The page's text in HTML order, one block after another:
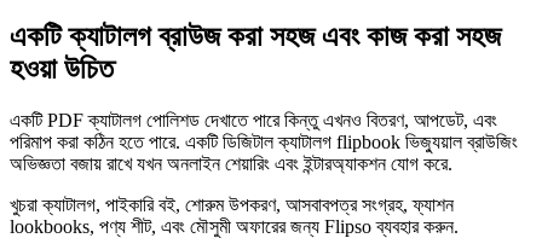
একটি ক্যাটালগ ব্রাউজ করা সহজ এবং কাজ করা সহজ
হওয়া উচিত
একটি PDF ক্যাটালগ পোলিশড দেখাতে পারে কিন্তু এখনও বিতরণ, আপডেট, এবং
পরিমাপ করা কঠিন হতে পারে. একটি ডিজিটাল ক্যাটালগ flipbook ভিজ্যুয়াল ব্রাউজিং
অভিজ্ঞতা বজায় রাখে যখন অনলাইন শেয়ারিং এবং ইন্টারঅ্যাকশন যোগ করে.
খুচরা ক্যাটালগ, পাইকারি বই, শোরুম উপকরণ, আসবাবপত্র সংগ্রহ, ফ্যাশন
lookbooks, পণ্য শীট, এবং মৌসুমী অফারের জন্য Flipso ব্যবহার করুন.